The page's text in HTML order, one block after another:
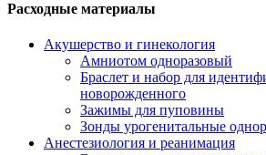
Расходные материалы
Акушерство и гинекология
Амниотом одноразовый
Браслет и набор для
новорожденного
Зажимы для пуповины
Зонды урогенитальные
Анестезиология и реанимация